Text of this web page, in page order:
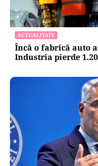
ACTUALITATE
Încă o fabrică auto
Industria pierde